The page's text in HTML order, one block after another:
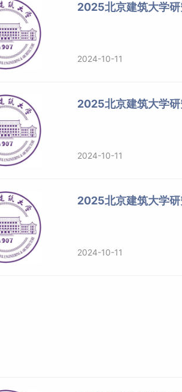
2025北京建筑大学研
2024-10-11
2025北京建筑大学
2024-10-11
2025北京建筑大学
2024-10-11